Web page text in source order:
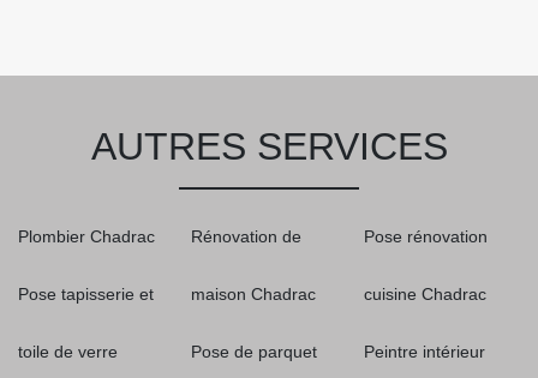
AUTRES SERVICES
Plombier Chadrac
Pose tapisserie et
toile de verre
Rénovation de
maison Chadrac
Pose de parquet
Pose rénovation
cuisine Chadrac
Peintre intérieur